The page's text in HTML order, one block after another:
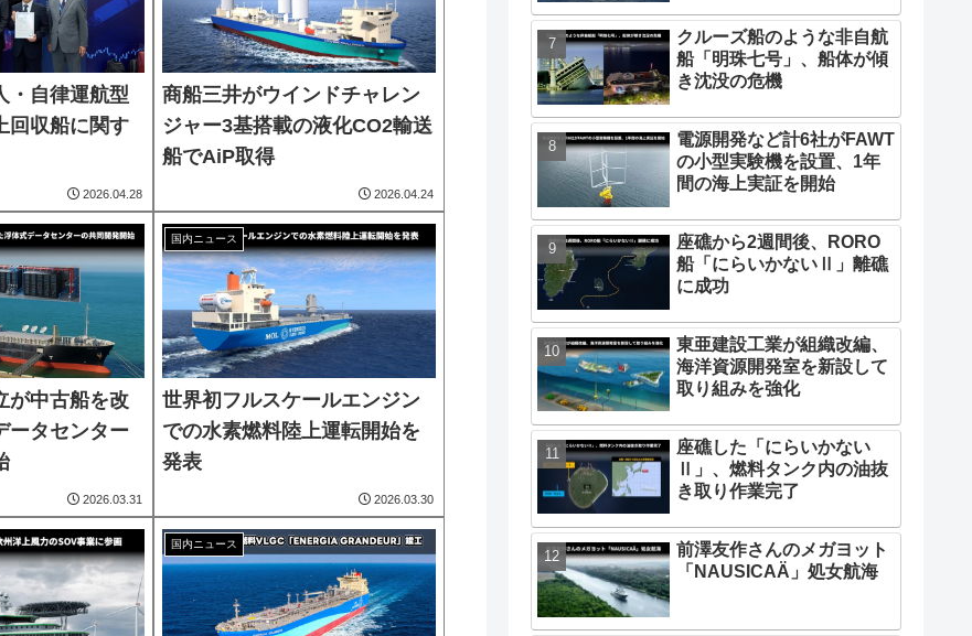
・自律運航型
回収船に関す
2026.04.28
商船三井がウインドチャレン
ジャー3基搭載の液化CO2輸送
船でAiP取得
2026.04.24
が中古船を改
ータセンター
2026.03.31
国内ニュース
世界初フルスケールエンジン
での水素燃料陸上運転開始を
発表
2026.03.30
国内ニュース
クルーズ船のような非自航
船「明珠七号」、船体が傾
き沈没の危機
電源開発など計6社がFAWT
の小型実験機を設置、1年
間の海上実証を開始
座礁から2週間後、RORO
船「にらいかないⅡ」離礁
に成功
東亜建設工業が組織改編、
海洋資源開発室を新設して
取り組みを強化
座礁した「にらいかない
Ⅱ」、燃料タンク内の油抜
き取り作業完了
前澤友作さんのメガヨット
「NAUSICAÄ」処女航海